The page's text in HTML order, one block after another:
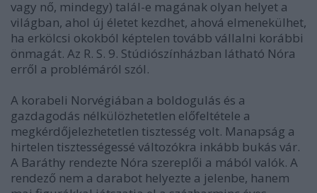
vagy nő, mindegy) talál-e magának olyan helyet a
világban, ahol új életet kezdhet, ahová elmenekülhet,
ha erkölcsi okokból képtelen tovább vállalni korábbi
önmagát. Az R. S. 9. Stúdiószínházban látható Nóra
erről a problémáról szól.
A korabeli Norvégiában a boldogulás és a
gazdagodás nélkülözhetetlen előfeltétele a
megkérdőjelezhetetlen tisztesség volt. Manapság a
hirtelen tisztességessé változókra inkább bukás vár.
A Baráthy rendezte Nóra szereplői a mából valók. A
rendező nem a darabot helyezte a jelenbe, hanem